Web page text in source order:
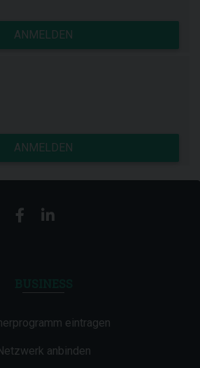
ANMELDEN
ANMELDEN
eintragen
anbinden